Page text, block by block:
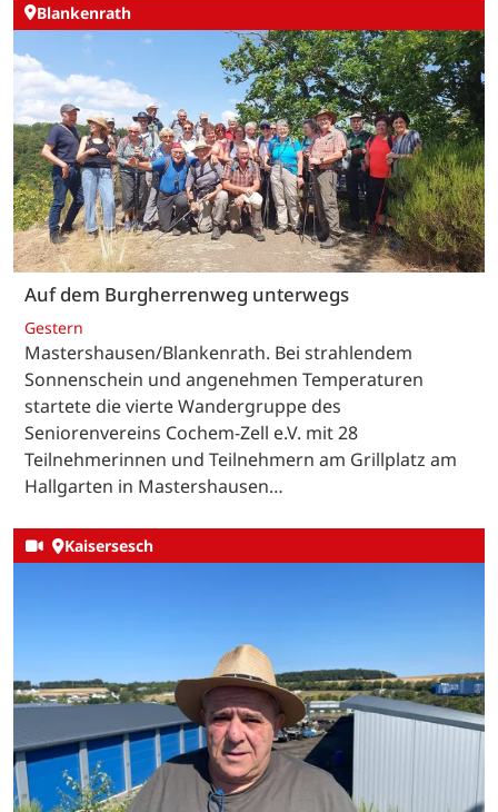
Blankenrath
Auf dem Burgherrenweg unterwegs
Gestern
Mastershausen/Blankenrath. Bei strahlendem
Sonnenschein und angenehmen Temperaturen
startete die vierte Wandergruppe des
Seniorenvereins Cochem-Zell e.V. mit 28
Teilnehmerinnen und Teilnehmern am Grillplatz am
Hallgarten in Mastershausen…
Kaisersesch